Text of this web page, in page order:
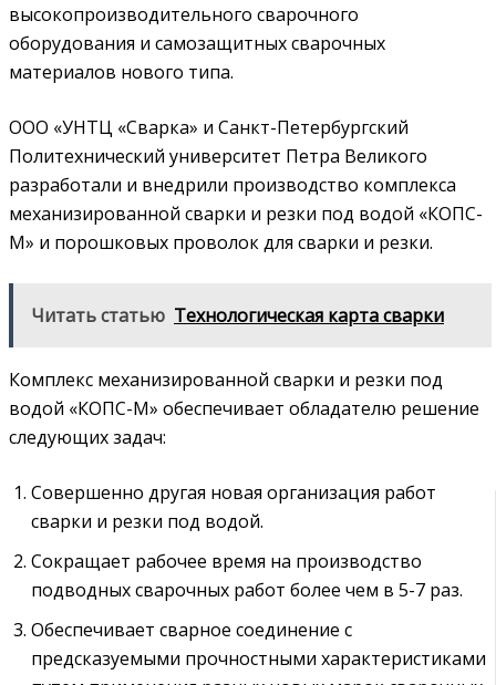
высокопроизводительного сварочного
оборудования и самозащитных сварочных
материалов нового типа.
ООО «УНТЦ «Сварка» и Санкт-Петербургский
Политехнический университет Петра Великого
разработали и внедрили производство комплекса
механизированной сварки и резки под водой «КОПС-
М» и порошковых проволок для сварки и резки.
Читать статью Технологическая карта сварки
Комплекс механизированной сварки и резки под
водой «КОПС-М» обеспечивает обладателю решение
следующих задач:
Совершенно другая новая организация работ
сварки и резки под водой.
Сокращает рабочее время на производство
подводных сварочных работ более чем в 5-7 раз.
Обеспечивает сварное соединение с
предсказуемыми прочностными характеристиками